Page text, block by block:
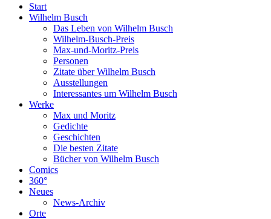
Start
Wilhelm Busch
Das Leben von Wilhelm Busch
Wilhelm-Busch-Preis
Max-und-Moritz-Preis
Personen
Zitate über Wilhelm Busch
Ausstellungen
Interessantes um Wilhelm Busch
Werke
Max und Moritz
Gedichte
Geschichten
Die besten Zitate
Bücher von Wilhelm Busch
Comics
360°
Neues
News-Archiv
Orte